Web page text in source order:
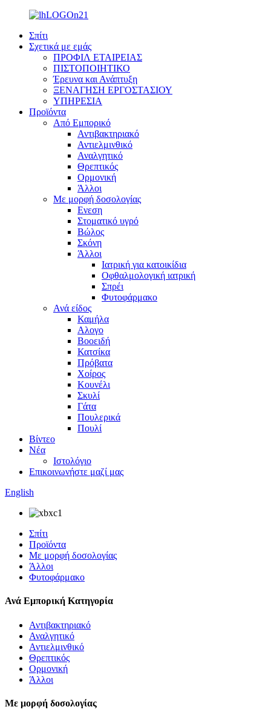
Σπίτι
Σχετικά με εμάς
ΠΡΟΦΙΛ ΕΤΑΙΡΕΙΑΣ
ΠΙΣΤΟΠΟΙΗΤΙΚΟ
Έρευνα και Ανάπτυξη
ΞΕΝΑΓΗΣΗ ΕΡΓΟΣΤΑΣΙΟΥ
ΥΠΗΡΕΣΙΑ
Προϊόντα
Από Εμπορικό
Αντιβακτηριακό
Αντιελμινθικό
Αναλγητικό
Θρεπτικός
Ορμονική
Άλλοι
Με μορφή δοσολογίας
Ενεση
Στοματικό υγρό
Βώλος
Σκόνη
Άλλοι
Ιατρική για κατοικίδια
Οφθαλμολογική ιατρική
Σπρέι
Φυτοφάρμακο
Ανά είδος
Καμήλα
Αλογο
Βοοειδή
Κατσίκα
Πρόβατα
Χοίρος
Κουνέλι
Σκυλί
Γάτα
Πουλερικά
Πουλί
Βίντεο
Νέα
Ιστολόγιο
Επικοινωνήστε μαζί μας
English
Σπίτι
Προϊόντα
Με μορφή δοσολογίας
Άλλοι
Φυτοφάρμακο
Ανά Εμπορική Κατηγορία
Αντιβακτηριακό
Αναλγητικό
Αντιελμινθικό
Θρεπτικός
Ορμονική
Άλλοι
Με μορφή δοσολογίας